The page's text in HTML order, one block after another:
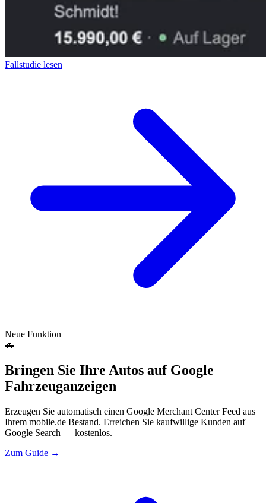
Fallstudie lesen
Neue Funktion
🚗
Bringen Sie Ihre Autos auf Google
Fahrzeuganzeigen
Erzeugen Sie automatisch einen Google Merchant Center Feed aus
Ihrem mobile.de Bestand. Erreichen Sie kaufwillige Kunden auf
Google Search — kostenlos.
Zum Guide →